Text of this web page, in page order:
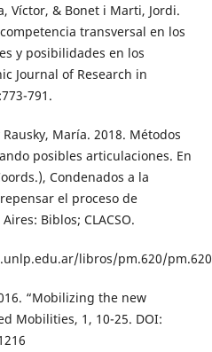
Víctor, & Bonet i Marti, Jordi.
transversal en los
y posibilidades en los
Journal of Research in
791.
María. 2018. Métodos
posibles articulaciones. En
Condenados a la
el proceso de
Biblos; CLACSO.
libros/pm.620/
“Mobilizing the new
Mobilities, 1, 10-25. DOI: